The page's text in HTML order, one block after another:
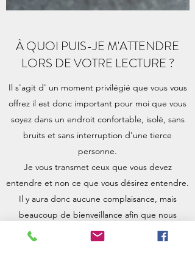
À QUOI PUIS-JE M'ATTENDRE
LORS DE VOTRE LECTURE ?
Il s'agit d' un moment privilégié que vous vous
offrez il est donc important pour moi que vous
soyez dans un endroit confortable, isolé, sans
bruits et sans interruption d'une tierce
personne.
Je vous transmet ceux que vous devez
entendre et non ce que vous désirez entendre.
Il y aura donc aucune complaisance, mais
beaucoup de bienveillance afin que nous
démêlions ensemble des nœuds qui se trouve